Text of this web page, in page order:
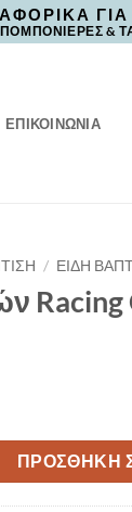
&
ΕΠΙΚΟΙΝΩΝΙΑ
/ ΕΙΔΗ
ΠΡΟΣΘΉΚΗ